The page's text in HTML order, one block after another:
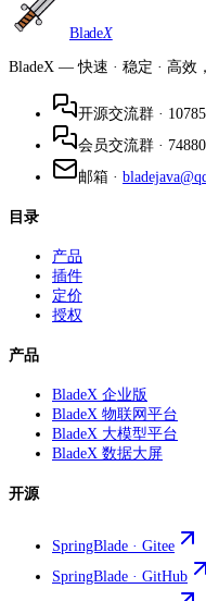
BladeX
BladeX — 快速 · 稳定 · 高效
开源交流群 ·
会员交流群 ·
邮箱 ·
目录
产品
插件
定价
授权
产品
BladeX 企业版
BladeX 物联网平台
BladeX 大模型平台
BladeX 数据大屏
开源
SpringBlade · Gitee
SpringBlade · GitHub